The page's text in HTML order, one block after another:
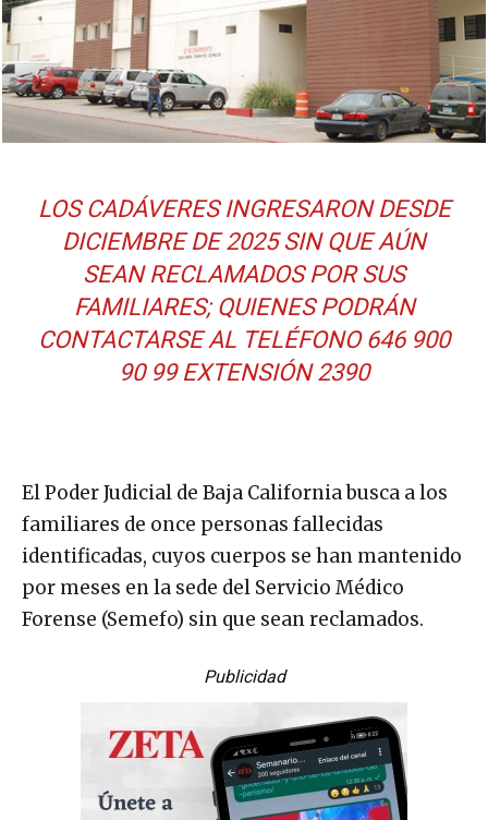
LOS CADÁVERES INGRESARON DESDE
DICIEMBRE DE 2025 SIN QUE AÚN
SEAN RECLAMADOS POR SUS
FAMILIARES; QUIENES PODRÁN
CONTACTARSE AL TELÉFONO 646 900
90 99 EXTENSIÓN 2390
El Poder Judicial de Baja California busca a los
familiares de once personas fallecidas
identificadas, cuyos cuerpos se han mantenido
por meses en la sede del Servicio Médico
Forense (Semefo) sin que sean reclamados.
Publicidad